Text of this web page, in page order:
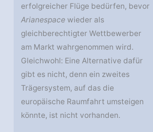
erfolgreicher Flüge bedürfen, bevor
Arianespace wieder als
gleichberechtigter Wettbewerber
am Markt wahrgenommen wird.
Gleichwohl: Eine Alternative dafür
gibt es nicht, denn ein zweites
Trägersystem, auf das die
europäische Raumfahrt umsteigen
könnte, ist nicht vorhanden.